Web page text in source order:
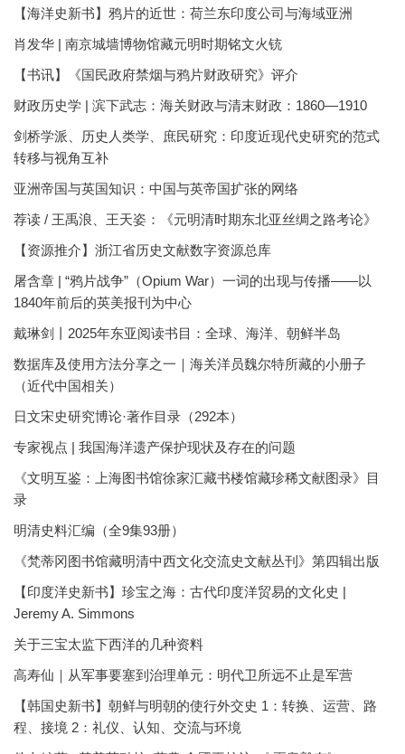
【海洋史新书】鸦片的近世：荷兰东印度公司与海域亚洲
肖发华 | 南京城墙博物馆藏元明时期铭文火铳
【书讯】《国民政府禁烟与鸦片财政研究》评介
财政历史学 | 滨下武志：海关财政与清末财政：1860—1910
剑桥学派、历史人类学、庶民研究：印度近现代史研究的范式
转移与视角互补
亚洲帝国与英国知识：中国与英帝国扩张的网络
荐读 / 王禹浪、王天姿：《元明清时期东北亚丝绸之路考论》
【资源推介】浙江省历史文献数字资源总库
屠含章 | “鸦片战争”（Opium War）一词的出现与传播——以
1840年前后的英美报刊为中心
戴琳剑丨2025年东亚阅读书目：全球、海洋、朝鲜半岛
数据库及使用方法分享之一｜海关洋员魏尔特所藏的小册子
（近代中国相关）
日文宋史研究博论·著作目录（292本）
专家视点 | 我国海洋遗产保护现状及存在的问题
《文明互鉴：上海图书馆徐家汇藏书楼馆藏珍稀文献图录》目
录
明清史料汇编（全9集93册）
《梵蒂冈图书馆藏明清中西文化交流史文献丛刊》第四辑出版
【印度洋史新书】珍宝之海：古代印度洋贸易的文化史 |
Jeremy A. Simmons
关于三宝太监下西洋的几种资料
高寿仙｜从军事要塞到治理单元：明代卫所远不止是军营
【韩国史新书】朝鲜与明朝的使行外交史 1：转换、运营、路
程、接境 2：礼仪、认知、交流与环境